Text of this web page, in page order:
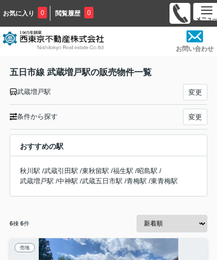
お気に入り 0 閲覧履歴 0
お問い合わせ
五日市線 武蔵増戸駅の販売物件一覧
武蔵増戸駅 変更
条件から探す 変更
おすすめの駅
秋川駅 /武蔵引田駅 /東秋留駅 /福生駅 /昭島駅 /
武蔵増戸駅 /中神駅 /武蔵五日市駅 /青梅駅 /東青梅駅
6棟 6件
売地